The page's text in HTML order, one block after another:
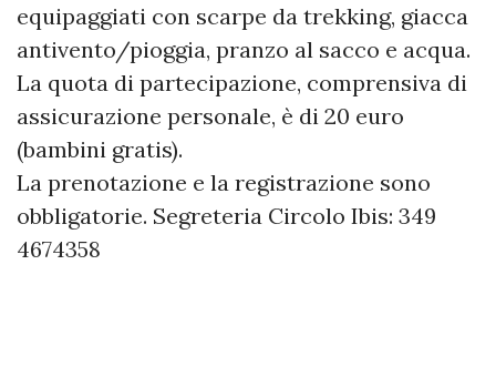
equipaggiati con scarpe da trekking, giacca
antivento/pioggia, pranzo al sacco e acqua.
La quota di partecipazione, comprensiva di
assicurazione personale, è di 20 euro
(bambini gratis).
La prenotazione e la registrazione sono
obbligatorie. Segreteria Circolo Ibis: 349
4674358